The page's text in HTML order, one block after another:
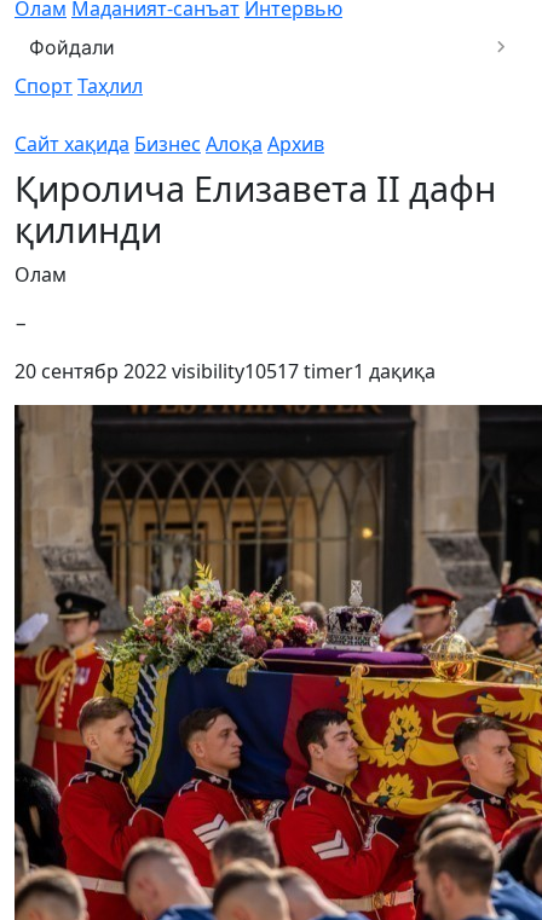
Олам Маданият-санъат Интервью
Фойдали
СпортТаҳлил
Сайт хақида Бизнес Алоқа Архив
Қиролича Елизавета II дафн
қилинди
Олам
−
20 сентябр 2022visibility10517timer1 дақиқа